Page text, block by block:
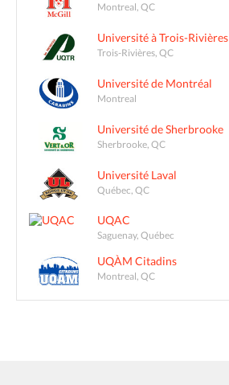
Montreal, QC
Université à Trois-Rivières
Trois-Rivières, QC
Université de Montréal
Montreal
Université de Sherbrooke
Sherbrooke, QC
Université Laval
Québec, QC
UQAC
Saguenay, Québec
UQÀM Citadins
Montreal, QC